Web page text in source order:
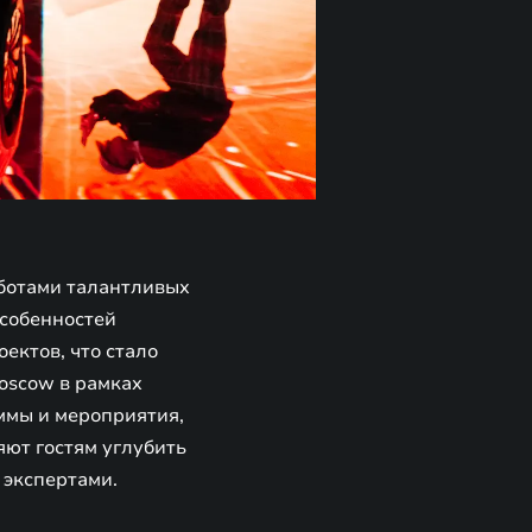
талантливых
что стало
в рамках
и мероприятия,
гостям углубить